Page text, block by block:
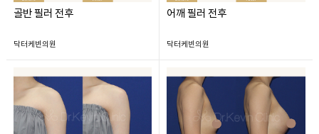
골반 필러 전후
닥터케빈의원
어깨 필러 전후
닥터케빈의원